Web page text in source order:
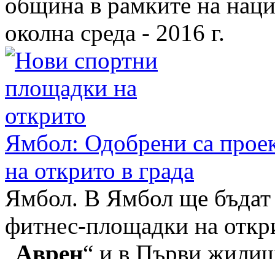
околна среда - 2016 г.
Ямбол: Одобрени са
на открито в града
Ямбол. В Ямбол ще бъдат
фитнес-площадки на
„Аврен“ и в Първи